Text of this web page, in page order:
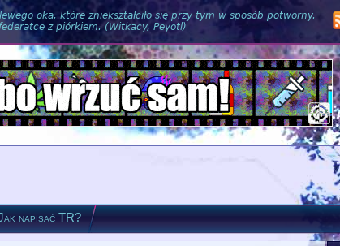
oka, które zniekształciło się przy tym w sposób potworny.
z piórkiem. (Witkacy, Peyotl)
napisać TR?